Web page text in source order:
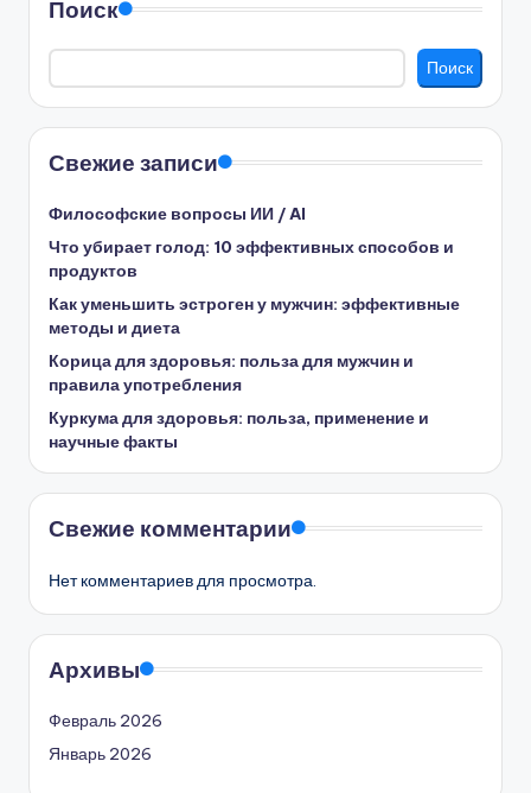
Поиск
Поиск
Свежие записи
Философские вопросы ИИ / AI
Что убирает голод: 10 эффективных способов и
продуктов
Как уменьшить эстроген у мужчин: эффективные
методы и диета
Корица для здоровья: польза для мужчин и
правила употребления
Куркума для здоровья: польза, применение и
научные факты
Свежие комментарии
Нет комментариев для просмотра.
Архивы
Февраль 2026
Январь 2026